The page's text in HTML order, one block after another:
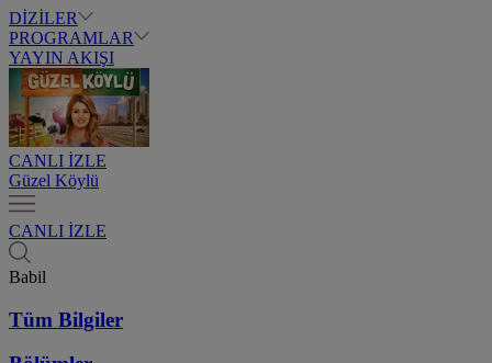
DİZİLER
PROGRAMLAR
YAYIN AKIŞI
CANLI İZLE
Güzel Köylü
CANLI İZLE
Babil
Tüm Bilgiler